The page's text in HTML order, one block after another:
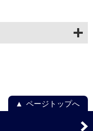
ページトップへ